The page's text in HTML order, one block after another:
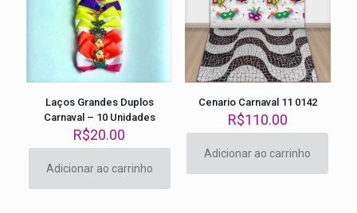
Laços Grandes Duplos
Carnaval – 10 Unidades
R$20.00
Adicionar ao carrinho
Cenario Carnaval 11 0142
R$110.00
Adicionar ao carrinho